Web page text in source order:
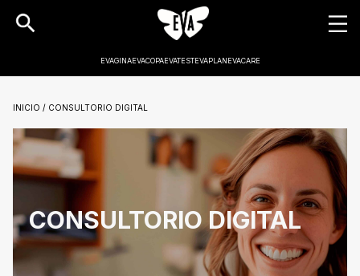
EVAGINAEVACOPAEVATESTEVAPLANEVACARE
INICIO / CONSULTORIO DIGITAL
CONSULTORIO DIGITAL